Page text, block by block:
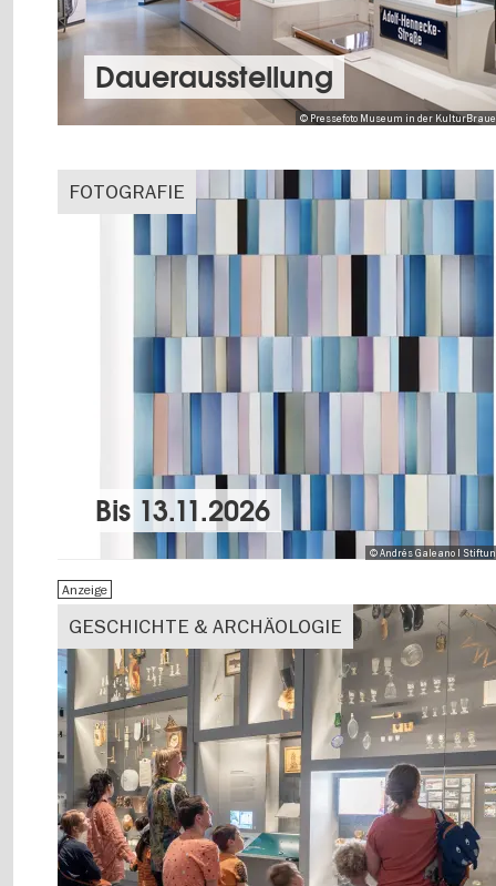
© Pressefoto Museum in der
Dauer­aus­stel­lung
FOTOGRAFIE
© Andrés Galeano I
Bis 13.11.2026
GESCHICHTE & ARCHÄOLOGIE
Anzeige